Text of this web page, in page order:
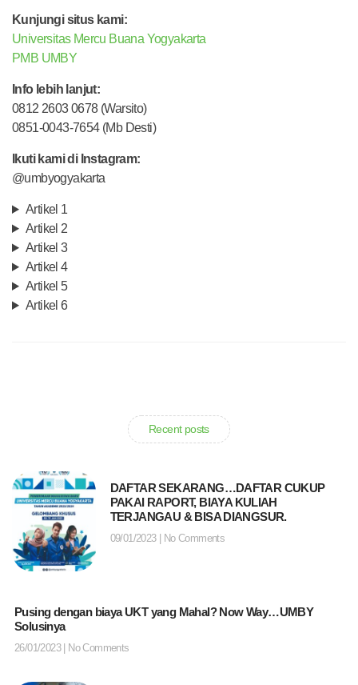
Kunjungi situs kami:
Universitas Mercu Buana Yogyakarta
PMB UMBY
Info lebih lanjut:
0812 2603 0678 (Warsito)
0851-0043-7654 (Mb Desti)
Ikuti kami di Instagram:
@umbyogyakarta
Artikel 1
Artikel 2
Artikel 3
Artikel 4
Artikel 5
Artikel 6
Recent posts
DAFTAR SEKARANG…DAFTAR CUKUP
PAKAI RAPORT, BIAYA KULIAH
TERJANGAU & BISA DIANGSUR.
09/01/2023 No Comments
Pusing dengan biaya UKT yang Mahal? Now Way…UMBY
Solusinya
26/01/2023 No Comments